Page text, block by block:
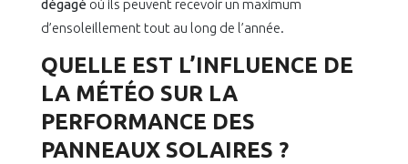
dégagé où ils peuvent recevoir un maximum
d’ensoleillement tout au long de l’année.
QUELLE EST L’INFLUENCE DE
LA MÉTÉO SUR LA
PERFORMANCE DES
PANNEAUX SOLAIRES ?